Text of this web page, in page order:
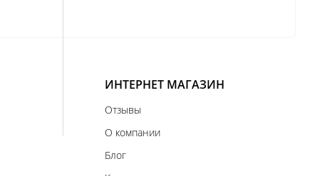
ИНТЕРНЕТ МАГАЗИН
Отзывы
О компании
Блог